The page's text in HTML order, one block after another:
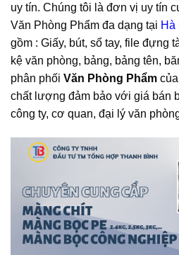
uy tín. Chúng tôi là đơn vị uy tín
Văn Phòng Phẩm đa dạng tại Hà
gồm : Giấy, bút, sổ tay, file đựng
kệ văn phòng, bảng, bảng tên,
phân phối Văn Phòng Phẩm
chất lượng đảm bảo với giá bán
công ty, cơ quan, đại lý văn